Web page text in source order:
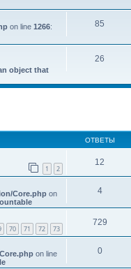
on line 1266:
85
object that
26
ОТВЕТЫ
1 2
12
Core.phpon
4
70 71 72 73
729
on line
0